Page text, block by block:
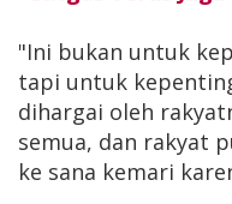
"Ini bukan untuk
tapi untuk
dihargai oleh
semua, dan rakyat
ke sana kemari